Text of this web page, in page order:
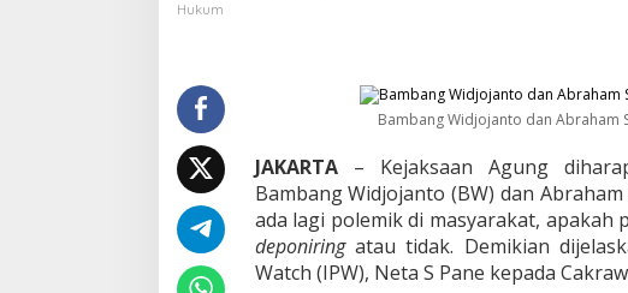
n
g
L
i
m
p
Hukum
Bambang Widjojanto dan Abraham
JAKARTA– Kejaksaan Agung
Bambang Widjojanto (BW) dan
ada lagi polemik di masyarakat,
deponiringatau tidak. Demikian
Watch (IPW), Neta S Pane kepada